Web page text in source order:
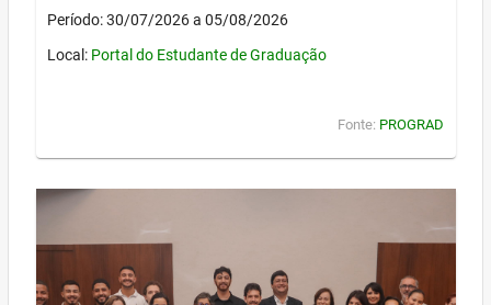
Período: 30/07/2026 a 05/08/2026
Local: Portal do Estudante de Graduação
Fonte: PROGRAD